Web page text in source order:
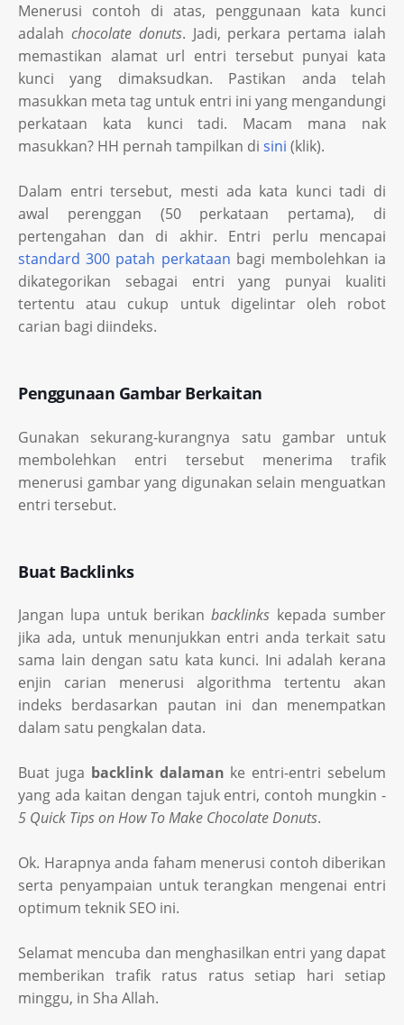
Menerusi contoh di atas, penggunaan kata kunci
adalah chocolate donuts. Jadi, perkara pertama ialah
memastikan alamat url entri tersebut punyai kata
kunci yang dimaksudkan. Pastikan anda telah
masukkan meta tag untuk entri ini yang mengandungi
perkataan kata kunci tadi. Macam mana nak
masukkan? HH pernah tampilkan di sini (klik).
Dalam entri tersebut, mesti ada kata kunci tadi di
awal perenggan (50 perkataan pertama), di
pertengahan dan di akhir. Entri perlu mencapai
standard 300 patah perkataan bagi membolehkan ia
dikategorikan sebagai entri yang punyai kualiti
tertentu atau cukup untuk digelintar oleh robot
carian bagi diindeks.
Penggunaan Gambar Berkaitan
Gunakan sekurang-kurangnya satu gambar untuk
membolehkan entri tersebut menerima trafik
menerusi gambar yang digunakan selain menguatkan
entri tersebut.
Buat Backlinks
Jangan lupa untuk berikanbacklinks kepada sumber
jika ada, untuk menunjukkan entri anda terkait satu
sama lain dengan satu kata kunci. Ini adalah kerana
enjin carian menerusi algorithma tertentu akan
indeks berdasarkan pautan ini dan menempatkan
dalam satu pengkalan data.
Buat juga backlink dalaman ke entri-entri sebelum
yang ada kaitan dengan tajuk entri, contoh mungkin -
5 Quick Tips on How To Make Chocolate Donuts.
Ok. Harapnya anda faham menerusi contoh diberikan
serta penyampaian untuk terangkan mengenai entri
optimum teknik SEO ini.
Selamat mencuba dan menghasilkan entri yang dapat
memberikan trafik ratus ratus setiap hari setiap
minggu, in Sha Allah.